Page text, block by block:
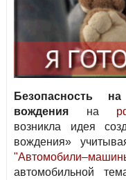
Безопасность
вождения на
возникла идея
вождения»
автомобильной